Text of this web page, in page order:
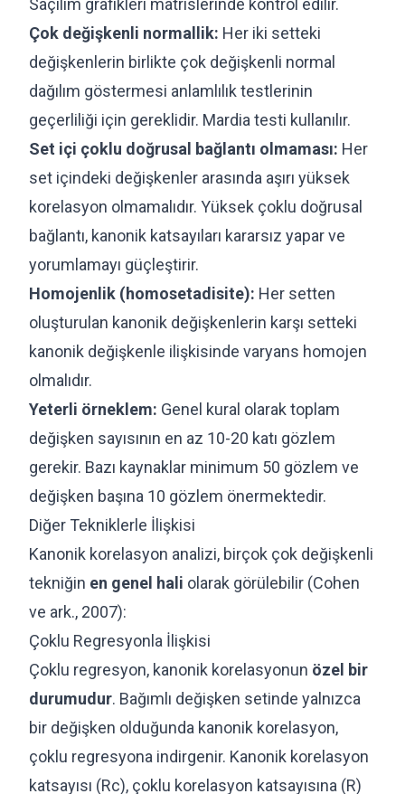
Çok değişkenli normallik: Her iki setteki
değişkenlerin birlikte çok değişkenli normal
dağılım göstermesi anlamlılık testlerinin
geçerliliği için gereklidir. Mardia testi kullanılır.
Set içi çoklu doğrusal bağlantı olmaması: Her
set içindeki değişkenler arasında aşırı yüksek
korelasyon olmamalıdır. Yüksek çoklu doğrusal
bağlantı, kanonik katsayıları kararsız yapar ve
yorumlamayı güçleştirir.
Homojenlik (homosetadisite): Her setten
oluşturulan kanonik değişkenlerin karşı setteki
kanonik değişkenle ilişkisinde varyans homojen
olmalıdır.
Yeterli örneklem: Genel kural olarak toplam
değişken sayısının en az 10-20 katı gözlem
gerekir. Bazı kaynaklar minimum 50 gözlem ve
değişken başına 10 gözlem önermektedir.
Diğer Tekniklerle İlişkisi
Kanonik korelasyon analizi, birçok çok değişkenli
tekniğin en genel hali olarak görülebilir (Cohen
ve ark., 2007):
Çoklu Regresyonla İlişkisi
Çoklu regresyon, kanonik korelasyonun özel bir
durumudur. Bağımlı değişken setinde yalnızca
bir değişken olduğunda kanonik korelasyon,
çoklu regresyona indirgenir. Kanonik korelasyon
katsayısı (Rc), çoklu korelasyon katsayısına (R)